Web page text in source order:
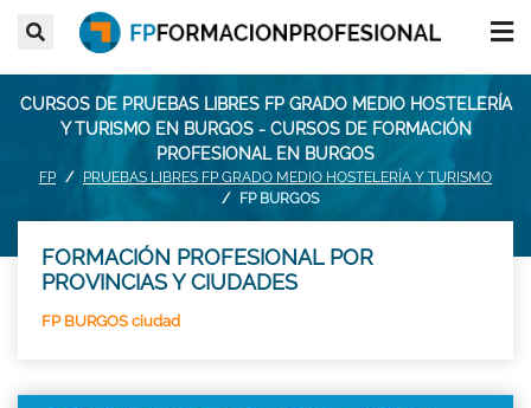
CURSOS DE PRUEBAS LIBRES FP GRADO MEDIO HOSTELERÍA
Y TURISMO EN BURGOS - CURSOS DE FORMACIÓN
PROFESIONAL EN BURGOS
FP
PRUEBAS LIBRES FP GRADO MEDIO HOSTELERÍA Y TURISMO
FP BURGOS
FORMACIÓN PROFESIONAL POR
PROVINCIAS Y CIUDADES
FP BURGOS ciudad